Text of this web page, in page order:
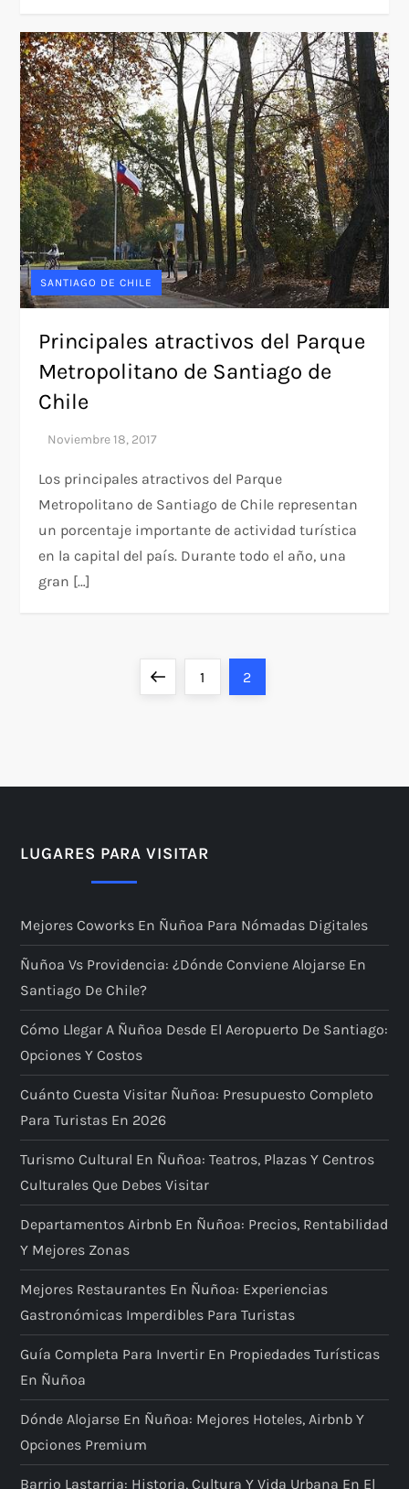
SANTIAGO DE CHILE
Principales atractivos del Parque
Metropolitano de Santiago de
Chile
Los principales atractivos del Parque
Metropolitano de Santiago de Chile representan
un porcentaje importante de actividad turística
en la capital del país. Durante todo el año, una
gran […]
n
c
i
ó
n
d
e
e
n
t
r
a
d
a
PáginaPágina
1 Página
2
LUGARES PARA VISITAR
Mejores Coworks En Ñuñoa Para Nómadas Digitales
Ñuñoa Vs Providencia: ¿dónde Conviene Alojarse En
Santiago De Chile?
Cómo Llegar A Ñuñoa Desde El Aeropuerto De Santiago:
Opciones Y Costos
Cuánto Cuesta Visitar Ñuñoa: Presupuesto Completo
Para Turistas En 2026
Turismo Cultural En Ñuñoa: Teatros, Plazas Y Centros
Culturales Que Debes Visitar
Departamentos Airbnb En Ñuñoa: Precios, Rentabilidad
Y Mejores Zonas
Mejores Restaurantes En Ñuñoa: Experiencias
Gastronómicas Imperdibles Para Turistas
Guía Completa Para Invertir En Propiedades Turísticas
En Ñuñoa
Dónde Alojarse En Ñuñoa: Mejores Hoteles, Airbnb Y
Opciones Premium
Barrio Lastarria: Historia, Cultura Y Vida Urbana En El